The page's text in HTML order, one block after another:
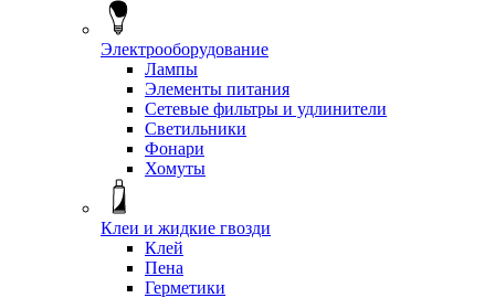
Электрооборудование
Лампы
Элементы питания
Сетевые фильтры и удлинители
Светильники
Фонари
Хомуты
Клеи и жидкие гвозди
Клей
Пена
Герметики